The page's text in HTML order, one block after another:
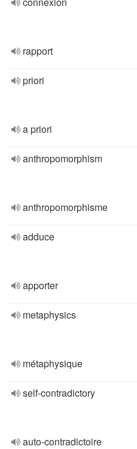
rapport
priori
a priori
anthropomorphism
anthropomorphisme
adduce
apporter
metaphysics
métaphysique
self-contradictory
auto-contradictoire